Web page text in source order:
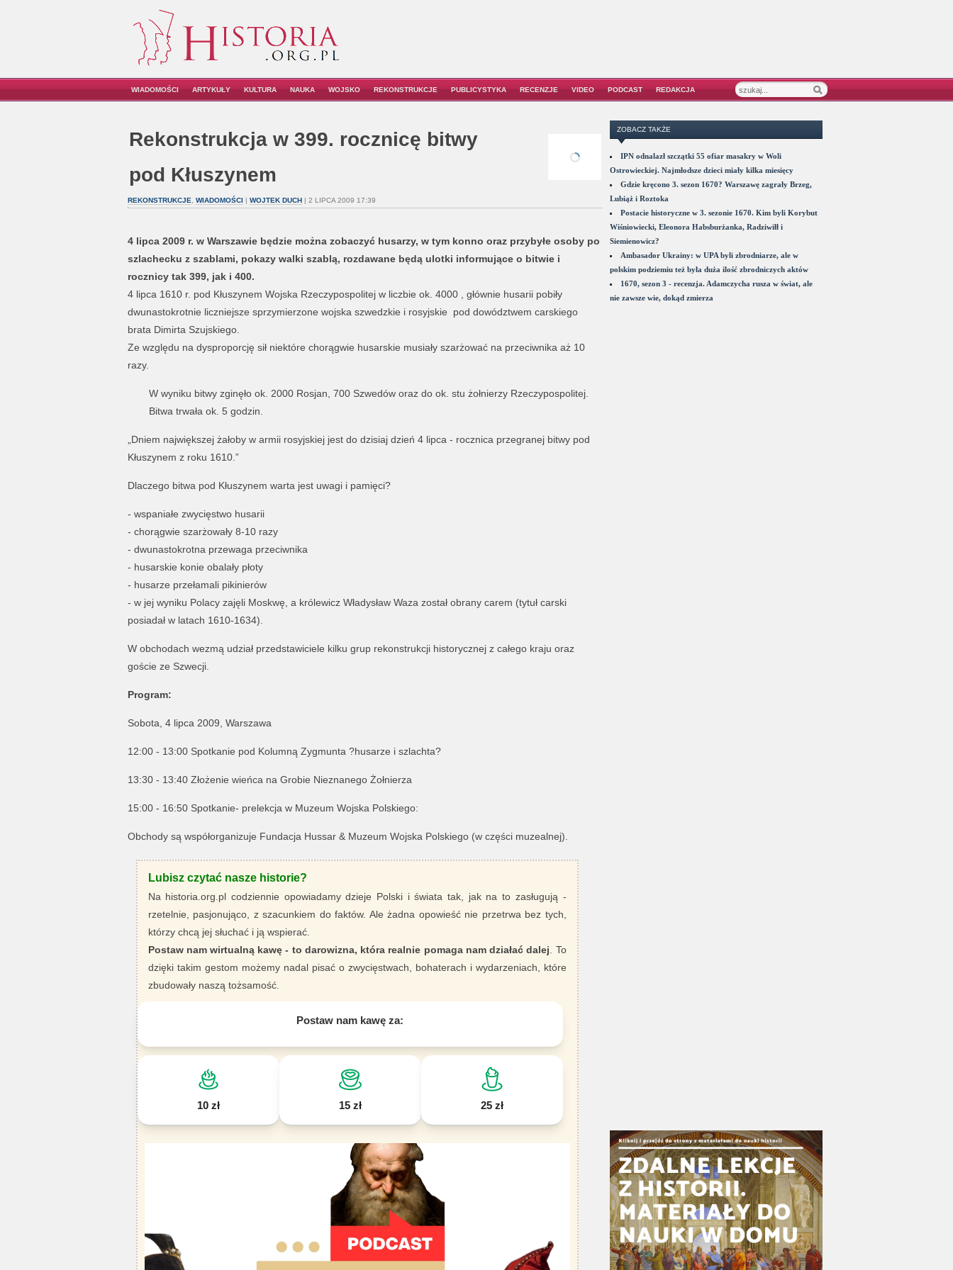
WIADOMOŚCI ARTYKUŁY KULTURA NAUKA WOJSKO REKONSTRUKCJE PUBLICYSTYKA RECENZJE VIDEO PODCAST REDAKCJA
Rekonstrukcja w 399. rocznicę bitwy
pod Kłuszynem
REKONSTRUKCJE WIADOMOŚCI| WOJTEK DUCH| 2 LIPCA 2009 17:39
4 lipca 2009 r. w Warszawie będzie można zobaczyć husarzy, w tym konno oraz przybyłe osoby po
szlachecku z szablami, pokazy walki szablą, rozdawane będą ulotki informujące o bitwie i
rocznicy tak 399, jak i 400.
4 lipca 1610 r. pod Kłuszynem Wojska Rzeczypospolitej w liczbie ok. 4000 , głównie husarii pobiły
dwunastokrotnie liczniejsze sprzymierzone wojska szwedzkie i rosyjskie pod dowództwem carskiego
brata Dimirta Szujskiego.
Ze względu na dysproporcję sił niektóre chorągwie husarskie musiały szarżować na przeciwnika aż 10
razy.
W wyniku bitwy zginęło ok. 2000 Rosjan, 700 Szwedów oraz do ok. stu żołnierzy Rzeczypospolitej.
Bitwa trwała ok. 5 godzin.
„Dniem największej żałoby w armii rosyjskiej jest do dzisiaj dzień 4 lipca - rocznica przegranej bitwy pod
Kłuszynem z roku 1610.”
Dlaczego bitwa pod Kłuszynem warta jest uwagi i pamięci?
- wspaniałe zwycięstwo husarii
- chorągwie szarżowały 8-10 razy
- dwunastokrotna przewaga przeciwnika
- husarskie konie obalały płoty
- husarze przełamali pikinierów
- w jej wyniku Polacy zajęli Moskwę, a królewicz Władysław Waza został obrany carem (tytuł carski
posiadał w latach 1610-1634).
W obchodach wezmą udział przedstawiciele kilku grup rekonstrukcji historycznej z całego kraju oraz
goście ze Szwecji.
Program:
Sobota, 4 lipca 2009, Warszawa
12:00 - 13:00 Spotkanie pod Kolumną Zygmunta ?husarze i szlachta?
13:30 - 13:40 Złożenie wieńca na Grobie Nieznanego Żołnierza
15:00 - 16:50 Spotkanie- prelekcja w Muzeum Wojska Polskiego:
Obchody są współorganizuje Fundacja Hussar & Muzeum Wojska Polskiego (w części muzealnej).
Lubisz czytać nasze historie?
Na historia.org.pl codziennie opowiadamy dzieje Polski i świata tak, jak na to zasługują -
rzetelnie, pasjonująco, z szacunkiem do faktów. Ale żadna opowieść nie przetrwa bez tych,
którzy chcą jej słuchać i ją wspierać.
Postaw nam wirtualną kawę - to darowizna, która realnie pomaga nam działać dalej . To
dzięki takim gestom możemy nadal pisać o zwycięstwach, bohaterach i wydarzeniach, które
zbudowały naszą tożsamość.
Postaw nam kawę za:
10 zł 15 zł 25 zł
ZOBACZ TAKŻE
IPN odnalazł szczątki 55 ofiar masakry w Woli
Ostrowieckiej. Najmłodsze dzieci miały kilka miesięcy
Gdzie kręcono 3. sezon 1670? Warszawę zagrały Brzeg,
Lubiąż i Roztoka
Postacie historyczne w 3. sezonie 1670. Kim byli Korybut
Wiśniowiecki, Eleonora Habsburżanka, Radziwiłł i
Siemienowicz?
Ambasador Ukrainy: w UPA byli zbrodniarze, ale w
polskim podziemiu też była duża ilość zbrodniczych aktów
1670, sezon 3 - recenzja. Adamczycha rusza w świat, ale
nie zawsze wie, dokąd zmierza